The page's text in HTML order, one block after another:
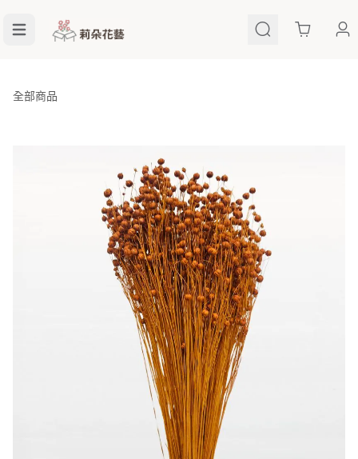
Cart
全部商品